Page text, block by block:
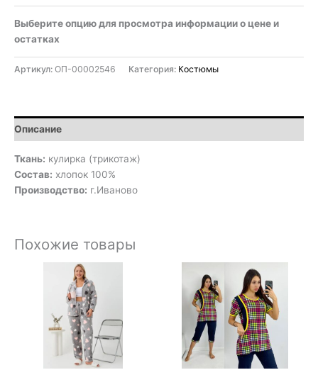
Выберите опцию для просмотра информации о цене и
остатках
Артикул: ОП-00002546 Категория: Костюмы
Описание
Ткань: кулирка (трикотаж)
Состав: хлопок 100%
Производство: г.Иваново
Похожие товары
Диапазон
цен:
1
490₽
–
1
920₽